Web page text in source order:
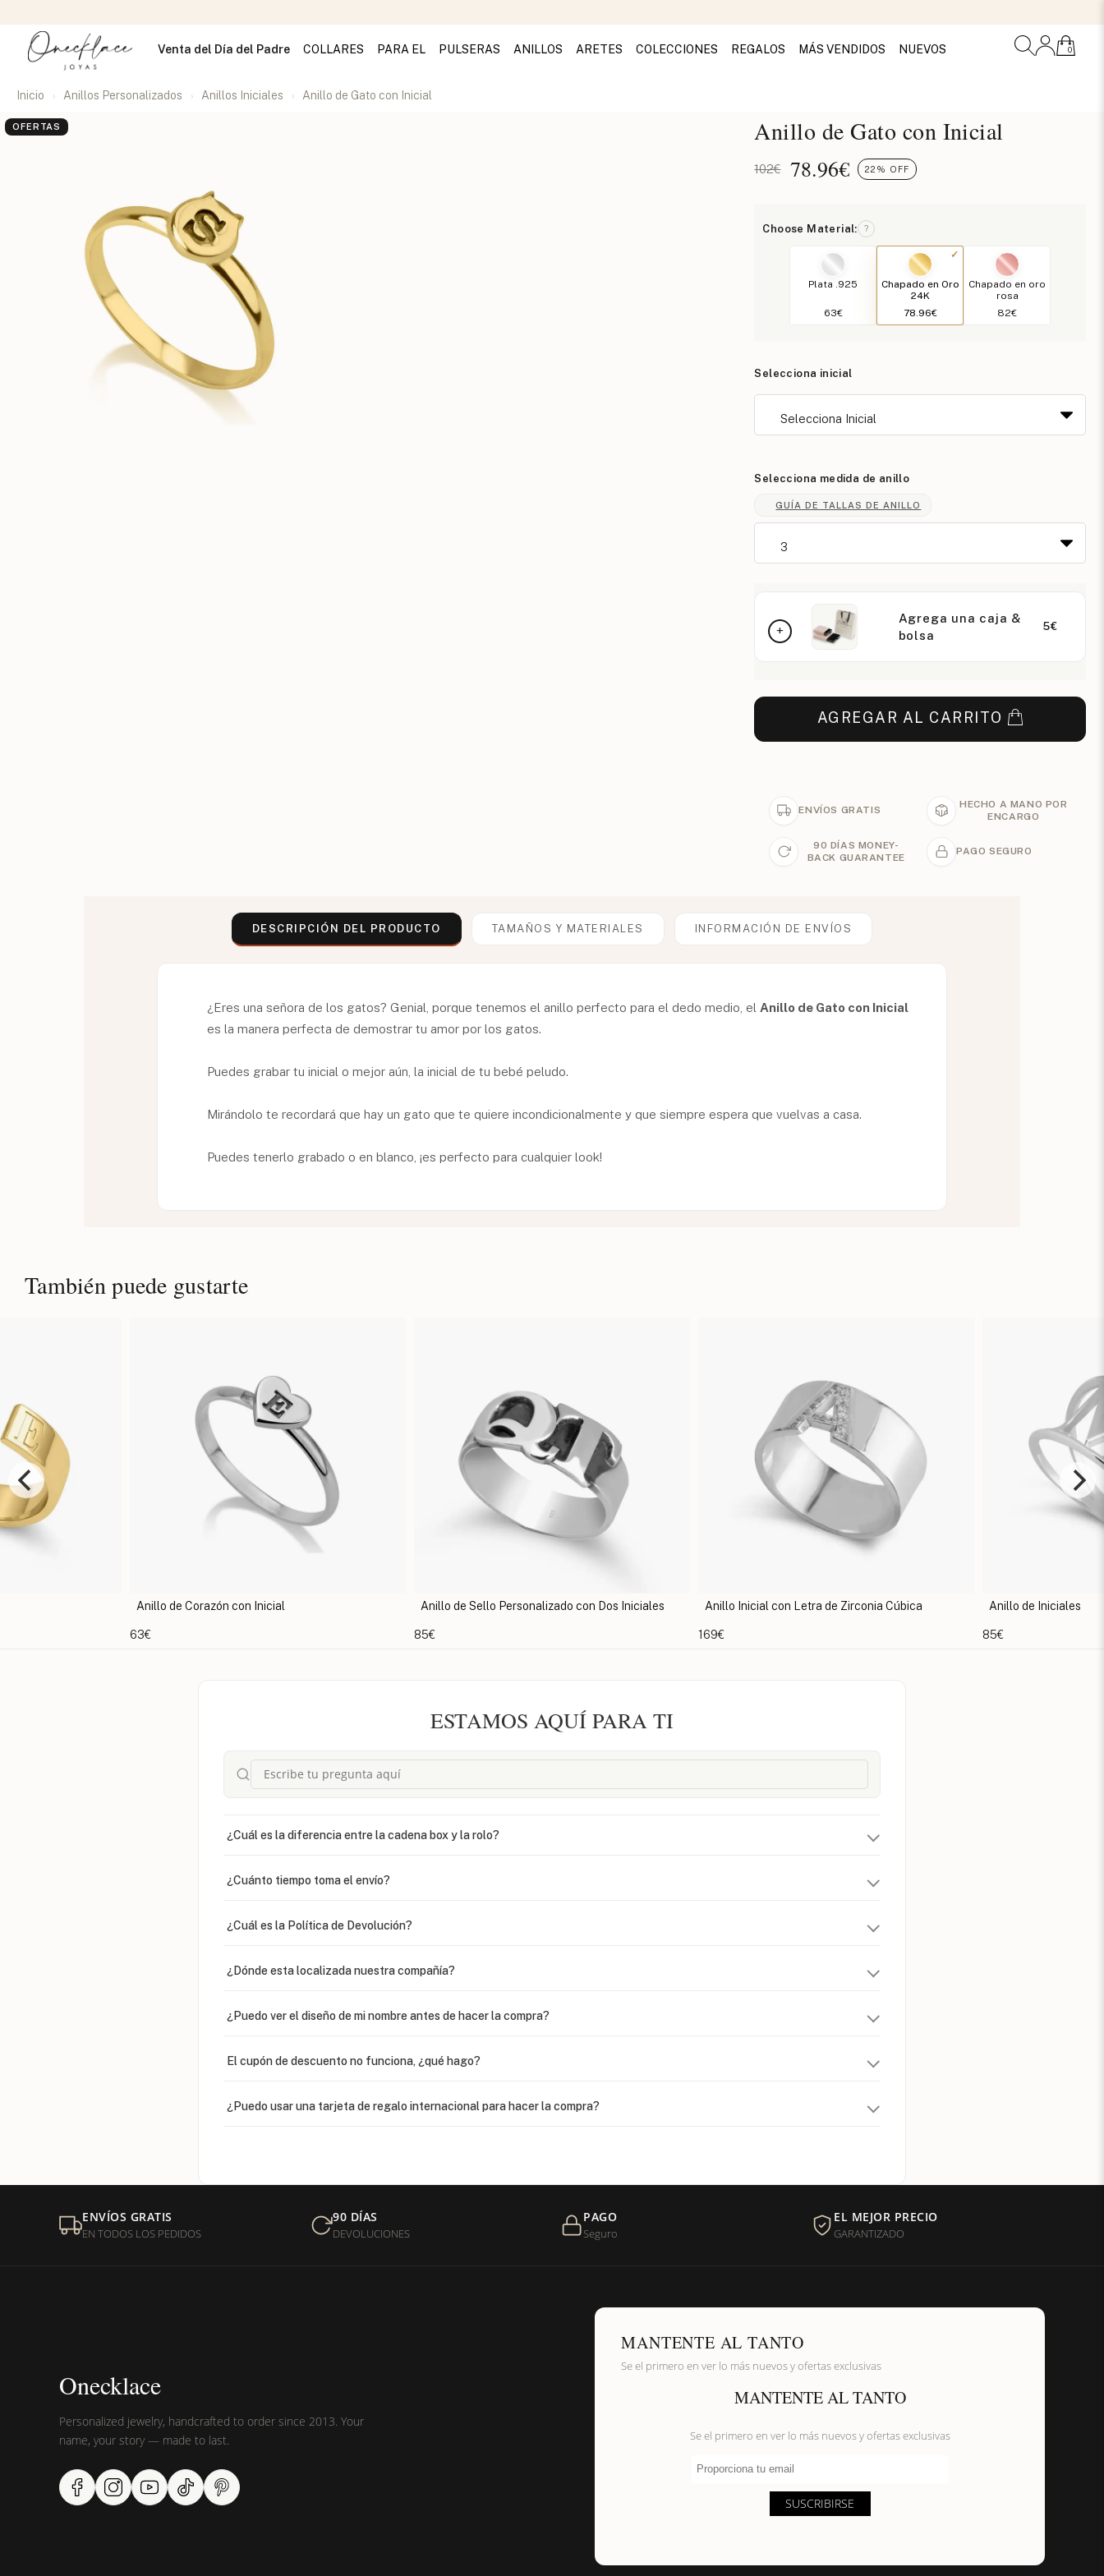
Venta del Día del Padre COLLARES PARA EL PULSERAS ANILLOS ARETES COLECCIONES REGALOS MÁS VENDIDOS NUEVOS 0
Inicio Anillos Personalizados Anillos Iniciales Anillo de Gato con Inicial
OFERTAS Anillo de Gato con Inicial
102€ 78.96€ 22% OFF
Choose Material: ?
Plata .925
63€
Chapado en Oro
24K
78.96€
Chapado en oro
rosa
82€
Selecciona inicial
Selecciona medida de anillo
GUÍA DE TALLAS DE ANILLO
Agrega una caja &
bolsa
5€
AGREGAR AL CARRITO
ENVÍOS GRATIS
HECHO A MANO POR
ENCARGO
90 DÍAS MONEY-
BACK GUARANTEE
PAGO SEGURO
DESCRIPCIÓN DEL PRODUCTO TAMAÑOS Y MATERIALES INFORMACIÓN DE ENVÍOS
¿Eres una señora de los gatos? Genial, porque tenemos el anillo perfecto para el dedo medio, el Anillo de Gato con Inicial
es la manera perfecta de demostrar tu amor por los gatos.
Puedes grabar tu inicial o mejor aún, la inicial de tu bebé peludo.
Mirándolo te recordará que hay un gato que te quiere incondicionalmente y que siempre espera que vuelvas a casa.
Puedes tenerlo grabado o en blanco, ¡es perfecto para cualquier look!
También puede gustarte
Anillo de Corazón con Inicial
63€
Anillo de Sello Personalizado con Dos Iniciales
85€
Anillo Inicial con Letra de Zirconia Cúbica
169€
Anillo de Iniciales
85€
ESTAMOS AQUÍ PARA TI
¿Cuál es la diferencia entre la cadena box y la rolo?
¿Cuánto tiempo toma el envío?
¿Cuál es la Política de Devolución?
¿Dónde esta localizada nuestra compañía?
¿Puedo ver el diseño de mi nombre antes de hacer la compra?
El cupón de descuento no funciona, ¿qué hago?
¿Puedo usar una tarjeta de regalo internacional para hacer la compra?
¿Sus productos son libres de níquel?
ENVÍOS GRATIS
EN TODOS LOS PEDIDOS
90 DÍAS
DEVOLUCIONES
PAGO
Seguro
EL MEJOR PRECIO
GARANTIZADO
Onecklace
Personalized jewelry, handcrafted to order since 2013. Your
name, your story — made to last.
MANTENTE AL TANTO
Se el primero en ver lo más nuevos y ofertas exclusivas
MANTENTE AL TANTO
Se el primero en ver lo más nuevos y ofertas exclusivas
Proporciona tu email
SUSCRIBIRSE